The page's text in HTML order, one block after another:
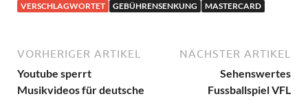
VERSCHLAGWORTET GEBÜHRENSENKUNG MASTERCARD
VORHERIGER ARTIKEL
Youtube sperrt
Musikvideos für deutsche
NÄCHSTER ARTIKEL
Sehenswertes
Fussballspiel VFL